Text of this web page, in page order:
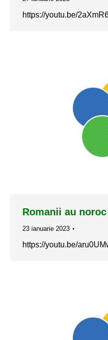
https://youtu.be/
Romanii au noroc
23 ianuarie 2023
https://youtu.be/